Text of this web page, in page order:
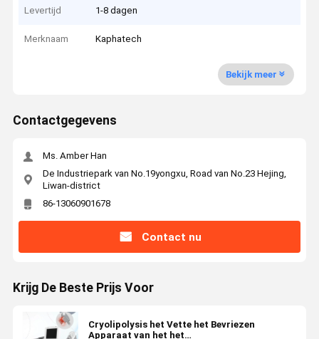
Levertijd 1-8 dagen
Merknaam Kaphatech
Bekijk meer
Contactgegevens
Ms. Amber Han
De Industriepark van No.19yongxu, Road van No.23 Hejing,
Liwan-district
86-13060901678
Contact nu
Krijg De Beste Prijs Voor
Cryolipolysis het Vette het Bevriezen
Apparaat van het het